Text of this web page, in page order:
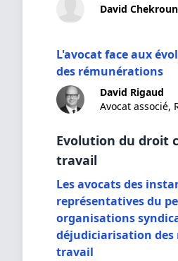
David Chekroun
L'avocat face aux
des rémunérations
David Rigaud
Avocat associé,
Evolution du droit
travail
Les avocats des
représentatives du
organisations
déjudiciarisation des
travail